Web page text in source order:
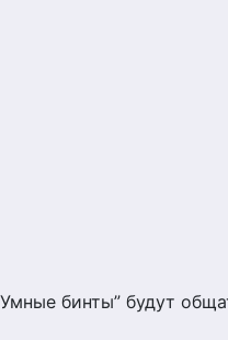
бинты” будут